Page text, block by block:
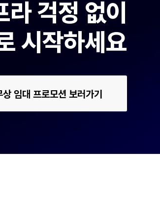
걱정 없이
시작하세요
임대 프로모션 보러가기